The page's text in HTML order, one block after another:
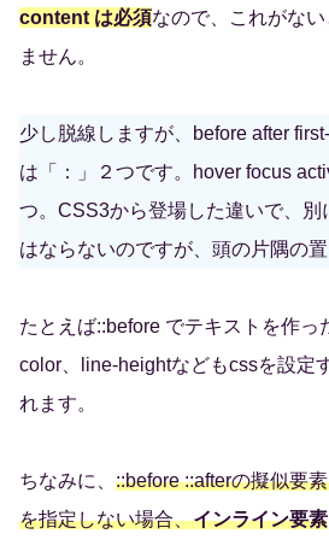
content は必須なので、これがな
ません。
少し脱線しますが、before after
は「：」２つです。hover focus
つ。CSS3から登場した違いで、別
はならないのですが、頭の片隅の置
たとえば::before でテキストを作っ
color、line-heightなどもcssを設定
れます。
ちなみに、 ::before ::afterの擬似要
を指定しない場合、インライン要素